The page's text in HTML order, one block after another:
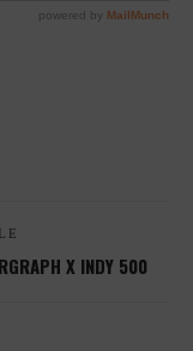
X INDY 500